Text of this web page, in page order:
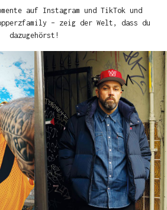
auf Instagram und TikTok und
– zeig der Welt, dass du
dazugehörst!